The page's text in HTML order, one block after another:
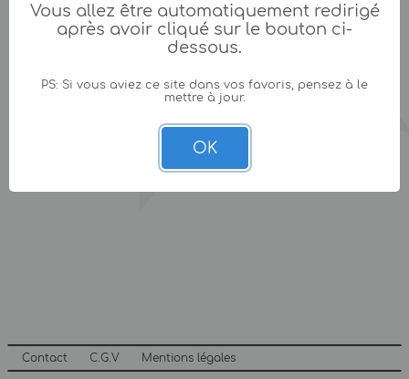
Contact C.G.V Mentions légales
Vous allez être automatiquement redirigé
après avoir cliqué sur le bouton ci-
dessous.
PS: Si vous aviez ce site dans vos favoris, pensez à le
mettre à jour.
OK